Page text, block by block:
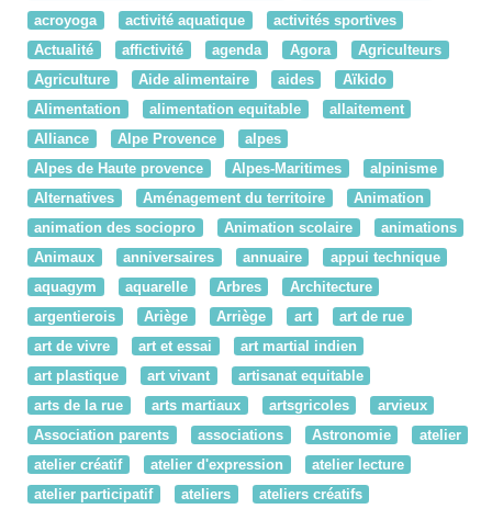
acroyoga
activité aquatique
activités sportives
Actualité
affictivité agenda Agora
Agriculteurs
Agriculture
Aide alimentaire aides
Aïkido
Alimentation
alimentation equitable
allaitement
Alliance
Alpe Provence
alpes
Alpes de Haute provence
Alpes-Maritimes
alpinisme
Alternatives
Aménagement du territoire
Animation
animation des sociopro
Animation scolaire
animations
Animaux
anniversaires annuaire
appui technique
aquagym
aquarelle Arbres
Architecture
argentierois
Ariège Arriège art
art de rue
art de vivre
art et essai
art martial indien
art plastique
art vivant
artisanat equitable
arts de la rue
arts martiaux artsgricoles
arvieux
Association parents
associations Astronomie
atelier
atelier créatif
atelier d'expression
atelier lecture
atelier participatif
ateliers
ateliers créatifs